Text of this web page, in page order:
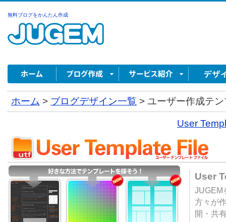
無料ブログをかんたん作成
ホーム > ブログデザイン一覧 > ユーザー作成テ
User
User
JUGEM
方々が
開・共